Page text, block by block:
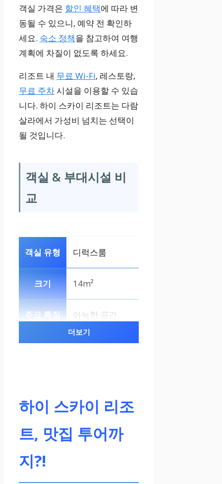
객실 가격은 할인 혜택에 따라 변
동될 수 있으니, 예약 전 확인하
세요. 숙소 정책을 참고하여 여행
계획에 차질이 없도록 하세요.
리조트 내 무료 Wi-Fi, 레스토랑,
무료 주차시설을 이용할 수 있습
니다. 하이 스카이 리조트는 다람
살라에서 가성비 넘치는 선택이
될 것입니다.
객실 & 부대시설 비
교
디럭스룸
14m²
아늑한 공간
넓은 공간
더보기
하이 스카이 리조
트, 맛집 투어까
지?!